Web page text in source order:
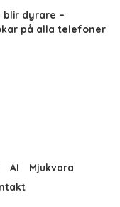
blir dyrare –
på alla telefoner
AI
Mjukvara